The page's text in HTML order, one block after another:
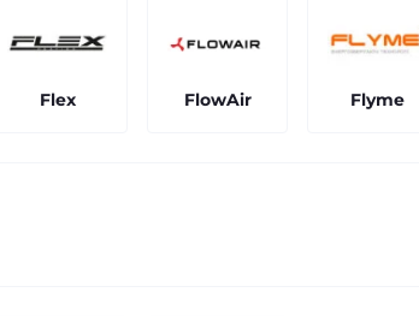
Flex FlowAir Flyme